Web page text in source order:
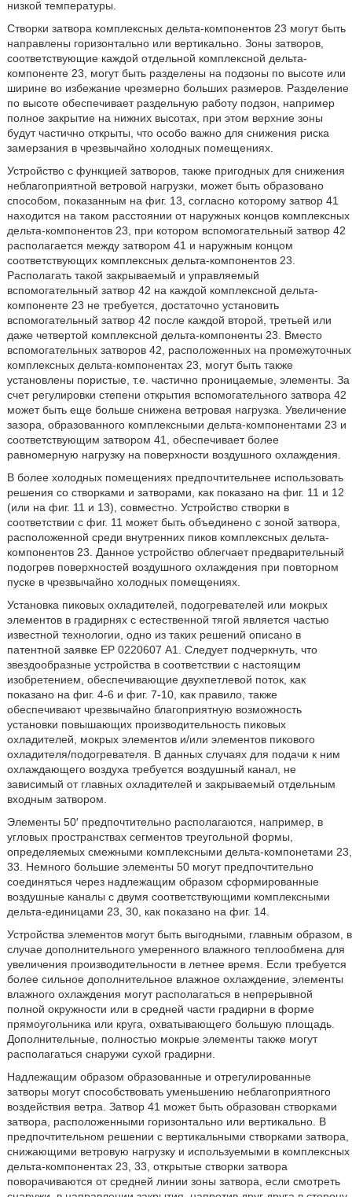
низкой температуры.
Створки затвора комплексных дельта-компонентов 23 могут быть
направлены горизонтально или вертикально. Зоны затворов,
соответствующие каждой отдельной комплексной дельта-
компоненте 23, могут быть разделены на подзоны по высоте или
ширине во избежание чрезмерно больших размеров. Разделение
по высоте обеспечивает раздельную работу подзон, например
полное закрытие на нижних высотах, при этом верхние зоны
будут частично открыты, что особо важно для снижения риска
замерзания в чрезвычайно холодных помещениях.
Устройство с функцией затворов, также пригодных для снижения
неблагоприятной ветровой нагрузки, может быть образовано
способом, показанным на фиг. 13, согласно которому затвор 41
находится на таком расстоянии от наружных концов комплексных
дельта-компонентов 23, при котором вспомогательный затвор 42
располагается между затвором 41 и наружным концом
соответствующих комплексных дельта-компонентов 23.
Располагать такой закрываемый и управляемый
вспомогательный затвор 42 на каждой комплексной дельта-
компоненте 23 не требуется, достаточно установить
вспомогательный затвор 42 после каждой второй, третьей или
даже четвертой комплексной дельта-компоненты 23. Вместо
вспомогательных затворов 42, расположенных на промежуточных
комплексных дельта-компонентах 23, могут быть также
установлены пористые, т.е. частично проницаемые, элементы. За
счет регулировки степени открытия вспомогательного затвора 42
может быть еще больше снижена ветровая нагрузка. Увеличение
зазора, образованного комплексными дельта-компонентами 23 и
соответствующим затвором 41, обеспечивает более
равномерную нагрузку на поверхности воздушного охлаждения.
В более холодных помещениях предпочтительнее использовать
решения со створками и затворами, как показано на фиг. 11 и 12
(или на фиг. 11 и 13), совместно. Устройство створки в
соответствии с фиг. 11 может быть объединено с зоной затвора,
расположенной среди внутренних пиков комплексных дельта-
компонентов 23. Данное устройство облегчает предварительный
подогрев поверхностей воздушного охлаждения при повторном
пуске в чрезвычайно холодных помещениях.
Установка пиковых охладителей, подогревателей или мокрых
элементов в градирнях с естественной тягой является частью
известной технологии, одно из таких решений описано в
патентной заявке ЕР 0220607 А1. Следует подчеркнуть, что
звездообразные устройства в соответствии с настоящим
изобретением, обеспечивающие двухпетлевой поток, как
показано на фиг. 4-6 и фиг. 7-10, как правило, также
обеспечивают чрезвычайно благоприятную возможность
установки повышающих производительность пиковых
охладителей, мокрых элементов и/или элементов пикового
охладителя/подогревателя. В данных случаях для подачи к ним
охлаждающего воздуха требуется воздушный канал, не
зависимый от главных охладителей и закрываемый отдельным
входным затвором.
Элементы 50′ предпочтительно располагаются, например, в
угловых пространствах сегментов треугольной формы,
определяемых смежными комплексными дельта-компонетами 23,
33. Немного большие элементы 50 могут предпочтительно
соединяться через надлежащим образом сформированные
воздушные каналы с двумя соответствующими комплексными
дельта-единицами 23, 30, как показано на фиг. 14.
Устройства элементов могут быть выгодными, главным образом, в
случае дополнительного умеренного влажного теплообмена для
увеличения производительности в летнее время. Если требуется
более сильное дополнительное влажное охлаждение, элементы
влажного охлаждения могут располагаться в непрерывной
полной окружности или в средней части градирни в форме
прямоугольника или круга, охватывающего большую площадь.
Дополнительные, полностью мокрые элементы также могут
располагаться снаружи сухой градирни.
Надлежащим образом образованные и отрегулированные
затворы могут способствовать уменьшению неблагоприятного
воздействия ветра. Затвор 41 может быть образован створками
затвора, расположенными горизонтально или вертикально. В
предпочтительном решении с вертикальными створками затвора,
снижающими ветровую нагрузку и используемыми в комплексных
дельта-компонентах 23, 33, открытые створки затвора
поворачиваются от средней линии зоны затвора, если смотреть